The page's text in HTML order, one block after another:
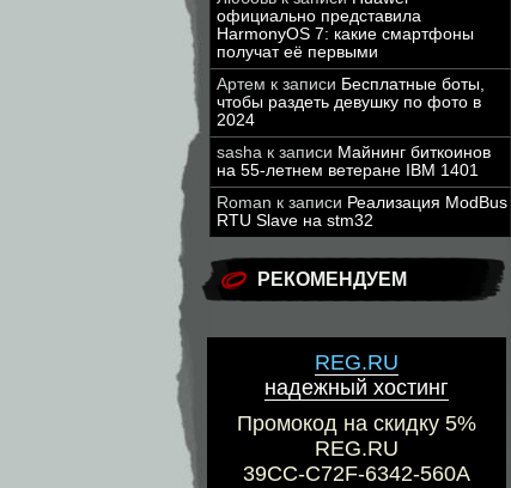
официально представила
HarmonyOS 7: какие смартфоны
получат её первыми
Артем к записи Бесплатные боты,
чтобы раздеть девушку по фото в
2024
sasha к записи Майнинг биткоинов
на 55-летнем ветеране IBM 1401
Roman к записи Реализация ModBus
RTU Slave на stm32
РЕКОМЕНДУЕМ
REG.RU
надежный хостинг
Промокод на скидку 5%
REG.RU
39CC-C72F-6342-560A